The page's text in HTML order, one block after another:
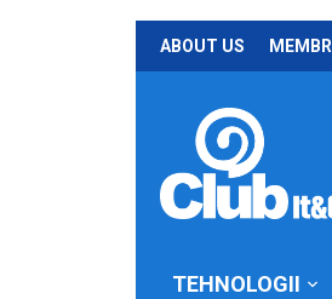
ABOUT US MEMBRI
TEHNOLOGII